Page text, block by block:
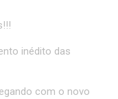
inédito das
com o novo